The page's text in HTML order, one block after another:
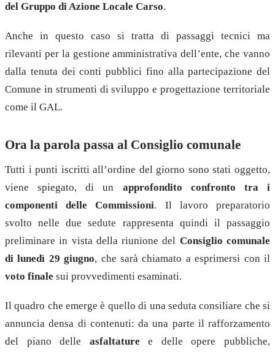
del Gruppo di Azione Locale Carso.
Anche in questo caso si tratta di passaggi tecnici ma
rilevanti per la gestione amministrativa dell’ente, che vanno
dalla tenuta dei conti pubblici fino alla partecipazione del
Comune in strumenti di sviluppo e progettazione territoriale
come il GAL.
Ora la parola passa al Consiglio comunale
Tutti i punti iscritti all’ordine del giorno sono stati oggetto,
viene spiegato, di un approfondito confronto tra i
componenti delle Commissioni. Il lavoro preparatorio
svolto nelle due sedute rappresenta quindi il passaggio
preliminare in vista della riunione del Consiglio comunale
di lunedì 29 giugno, che sarà chiamato a esprimersi con il
voto finale sui provvedimenti esaminati.
Il quadro che emerge è quello di una seduta consiliare che si
annuncia densa di contenuti: da una parte il rafforzamento
del piano delle asfaltature e delle opere pubbliche,